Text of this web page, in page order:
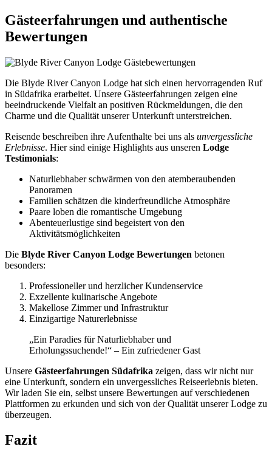
Gästeerfahrungen und authentische
Bewertungen
Die Blyde River Canyon Lodge hat sich einen hervorragenden Ruf
in Südafrika erarbeitet. Unsere Gästeerfahrungen zeigen eine
beeindruckende Vielfalt an positiven Rückmeldungen, die den
Charme und die Qualität unserer Unterkunft unterstreichen.
Reisende beschreiben ihre Aufenthalte bei uns als unvergessliche
Erlebnisse. Hier sind einige Highlights aus unseren Lodge
Testimonials:
Naturliebhaber schwärmen von den atemberaubenden
Panoramen
Familien schätzen die kinderfreundliche Atmosphäre
Paare loben die romantische Umgebung
Abenteuerlustige sind begeistert von den
Aktivitätsmöglichkeiten
Die Blyde River Canyon Lodge Bewertungen betonen
besonders:
Professioneller und herzlicher Kundenservice
Exzellente kulinarische Angebote
Makellose Zimmer und Infrastruktur
Einzigartige Naturerlebnisse
„Ein Paradies für Naturliebhaber und
Erholungssuchende!“ – Ein zufriedener Gast
Unsere Gästeerfahrungen Südafrika zeigen, dass wir nicht nur
eine Unterkunft, sondern ein unvergessliches Reiseerlebnis bieten.
Wir laden Sie ein, selbst unsere Bewertungen auf verschiedenen
Plattformen zu erkunden und sich von der Qualität unserer Lodge zu
überzeugen.
Fazit